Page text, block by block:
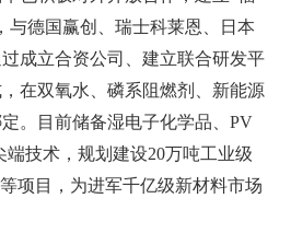
与德国赢创、瑞士科莱恩、日本
成立合资公司、建立联合研发平
在双氧水、磷系阻燃剂、新能源
。目前储备湿电子化学品、PV
技术，规划建设20万吨工业级
项目，为进军千亿级新材料市场